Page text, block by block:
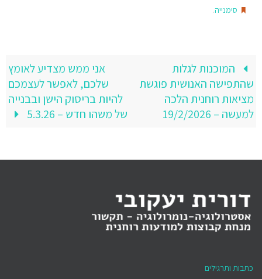
סימנייה.
המוכנות לגלות
שהתפישה האנושית פוגשת
מציאות רוחנית הלכה
למעשה – 19/2/2026
אני ממש מצדיע לאומץ
שלכם, לאפשר לעצמכם
להיות בריסוק הישן ובבנייה
של משהו חדש – 5.3.26
כתבות ותרגילים